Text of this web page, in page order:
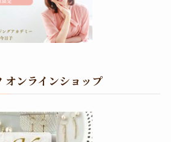
オンラインショップ